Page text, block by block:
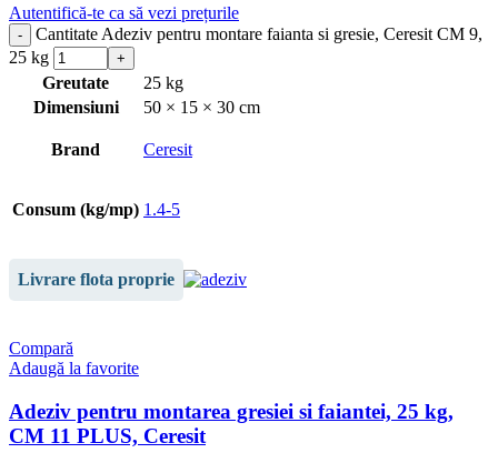
Autentifică-te ca să vezi prețurile
Cantitate Adeziv pentru montare faianta si gresie, Ceresit CM 9,
25 kg
Greutate
25 kg
Dimensiuni
50 × 15 × 30 cm
Brand Ceresit
Consum (kg/mp) 1.4-5
Livrare flota proprie
Compară
Adaugă la favorite
Adeziv pentru montarea gresiei si faiantei, 25 kg,
CM 11 PLUS, Ceresit